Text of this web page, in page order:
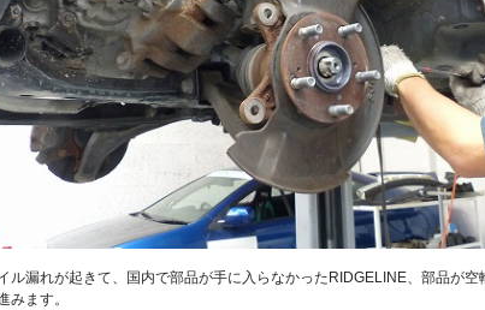
ル漏れが起きて、国内で部品が手に入らなかったRIDGELINE、部品が
みます。